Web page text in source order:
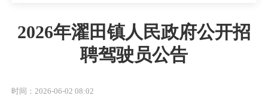
2026年濯田镇人民政府公开招
聘驾驶员公告
时间：2026-06-02 08:02